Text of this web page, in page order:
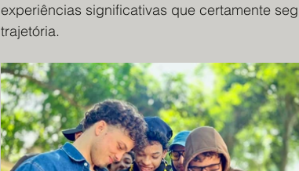
experiências significativas que certamente
trajetória.